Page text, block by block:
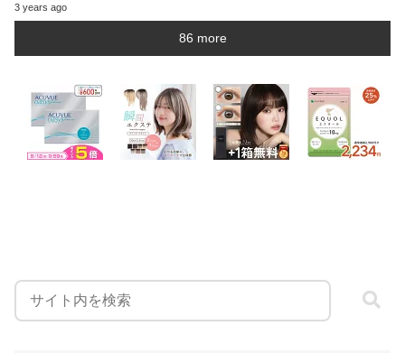
3 years ago
86 more